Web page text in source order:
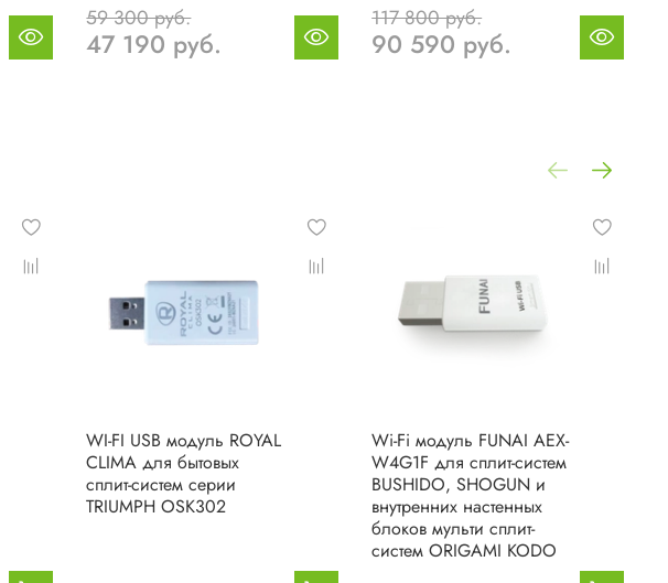
59 300 руб.
47 190 руб.
117 800 руб.
90 590 руб.
WI-FI USB модуль ROYAL
CLIMA для бытовых
сплит-систем серии
TRIUMPH OSK302
Wi-Fi модуль FUNAI AEX-
W4G1F для сплит-систем
BUSHIDO, SHOGUN и
внутренних настенных
блоков мульти сплит-
систем ORIGAMI KODO